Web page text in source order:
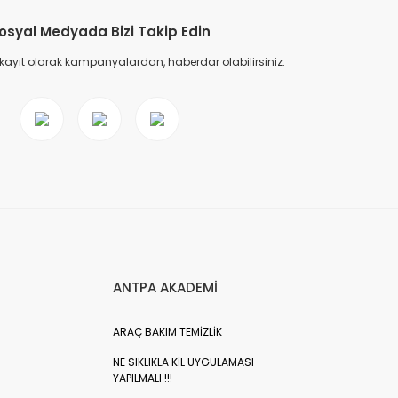
Medyada Bizi Takip Edin
olarak kampanyalardan, haberdar olabilirsiniz.
ANTPA AKADEMİ
ARAÇ BAKIM TEMİZLİK
NE SIKLIKLA KİL UYGULAMASI
YAPILMALI !!!